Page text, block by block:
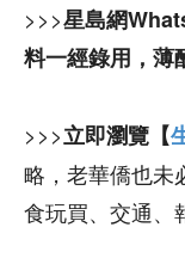
>>>星島網
料一經錄用，薄
>>>立即瀏覽【
略，老華僑也未
食玩買、交通、